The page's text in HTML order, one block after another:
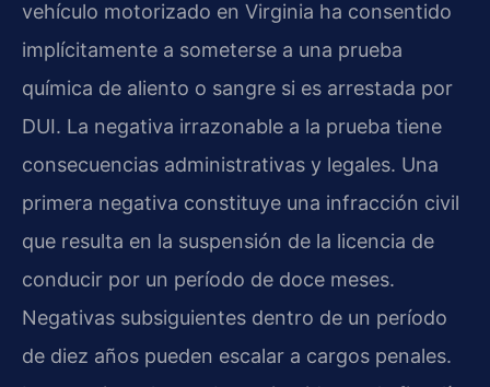
vehículo motorizado en Virginia ha consentido
implícitamente a someterse a una prueba
química de aliento o sangre si es arrestada por
DUI. La negativa irrazonable a la prueba tiene
consecuencias administrativas y legales. Una
primera negativa constituye una infracción civil
que resulta en la suspensión de la licencia de
conducir por un período de doce meses.
Negativas subsiguientes dentro de un período
de diez años pueden escalar a cargos penales.